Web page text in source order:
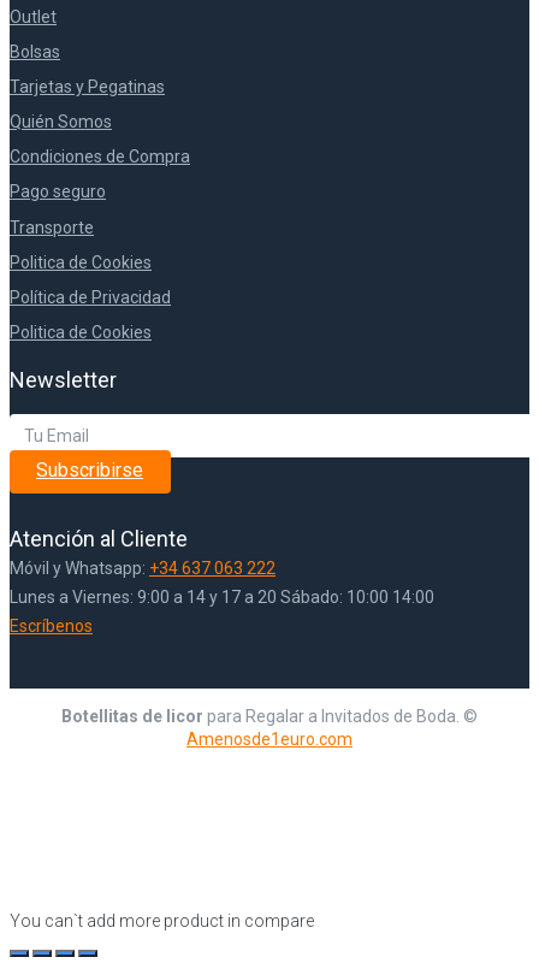
Outlet
Bolsas
Tarjetas y Pegatinas
Quién Somos
Condiciones de Compra
Pago seguro
Transporte
Politica de Cookies
Política de Privacidad
Politica de Cookies
Newsletter
Subscribirse
Atención al Cliente
Móvil y Whatsapp: +34 637 063 222
Lunes a Viernes: 9:00 a 14 y 17 a 20 Sábado: 10:00 14:00
Escríbenos
Botellitas de licor para Regalar a Invitados de Boda. ©
Amenosde1euro.com
You can`t add more product in compare